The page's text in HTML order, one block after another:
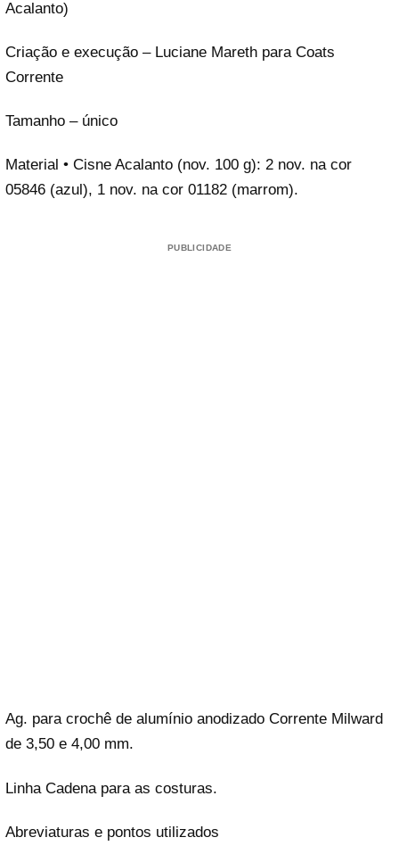
Acalanto)
Criação e execução – Luciane Mareth para Coats
Corrente
Tamanho – único
Material • Cisne Acalanto (nov. 100 g): 2 nov. na cor
05846 (azul), 1 nov. na cor 01182 (marrom).
PUBLICIDADE
Ag. para crochê de alumínio anodizado Corrente Milward
de 3,50 e 4,00 mm.
Linha Cadena para as costuras.
Abreviaturas e pontos utilizados